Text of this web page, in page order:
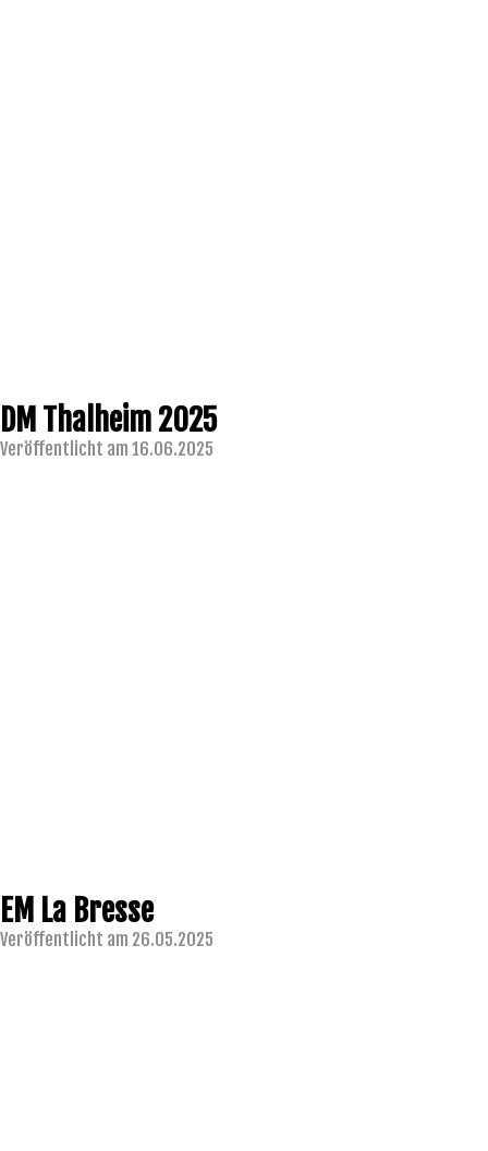
DM Thalheim 2025
Veröffentlicht am 16.06.2025
EM La Bresse
Veröffentlicht am 26.05.2025